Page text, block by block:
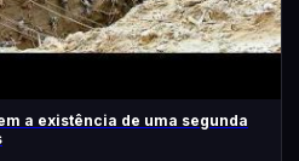
a existência de uma segunda